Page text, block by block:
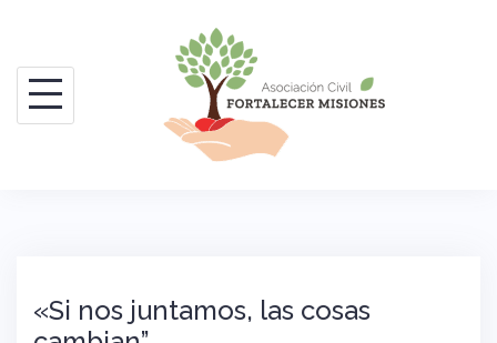
contenido
«Si nos juntamos, las cosas